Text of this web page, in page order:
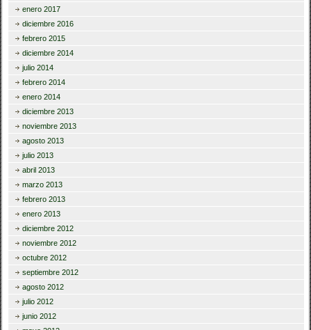
enero 2017
diciembre 2016
febrero 2015
diciembre 2014
julio 2014
febrero 2014
enero 2014
diciembre 2013
noviembre 2013
agosto 2013
julio 2013
abril 2013
marzo 2013
febrero 2013
enero 2013
diciembre 2012
noviembre 2012
octubre 2012
septiembre 2012
agosto 2012
julio 2012
junio 2012